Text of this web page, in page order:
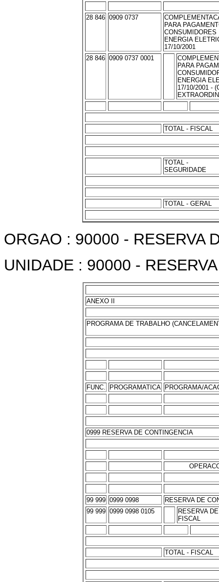
28 846 0909 0737
PARA
ENERGIA
17/10/2001
28 846 0909 0737 0001
PARA
ENERGIA
17/10/2001 -
TOTAL - FISCAL
TOTAL -
SEGURIDADE
TOTAL - GERAL
ORGAO : 90000 - RESERVA
UNIDADE : 90000 -
ANEXO II
PROGRAMA DE TRABALHO
FUNC. PROGRAMATICA PROGRAMA/
0999 RESERVA DE CONTINGENCIA
99 999 0999 0998
RESERVA DE
99 999 0999 0998 0105
RESERVA
FISCAL
TOTAL - FISCAL